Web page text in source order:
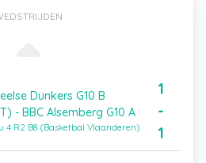
Dunkers G10 B
- BBC Alsemberg G10 A
4 R2 B8 (Basketbal Vlaanderen)
1
-
1